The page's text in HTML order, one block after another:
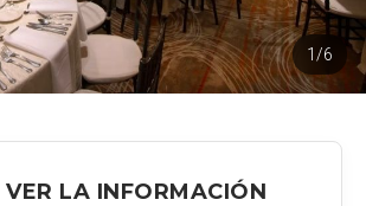
1/6
VER LA INFORMACIÓN